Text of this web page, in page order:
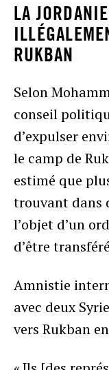
LA
RUKBAN
Selon
conseil
d’expulser
le camp de
estimé que
trouvant dans
l’objet d’un
d’être
Amnistie
avec deux
vers Rukban